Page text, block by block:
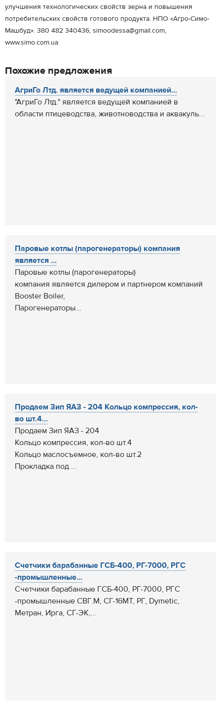
улучшения технологических свойств зерна и повышения
потребительских свойств готового продукта. НПО «Агро-Симо-
Машбуд». 380 482 340436, simoodessa@gmail.com,
www.simo.com.ua
Похожие предложения
АгриГо Лтд. является ведущей компанией...
"АгриГо Лтд." является ведущей компанией в
области птицеводства, животноводства и аквакуль...
Паровые котлы (парогенераторы) компания
является ...
Паровые котлы (парогенераторы)
компания является дилером и партнером компаний
Booster Boiler,
Парогенераторы...
Продаем Зип ЯАЗ - 204 Кольцо компрессия, кол-
во шт.4...
Продаем Зип ЯАЗ - 204
Кольцо компрессия, кол-во шт.4
Кольцо маслосъемное, кол-во шт.2
Прокладка под ...
Счетчики барабанные ГСБ-400, РГ-7000, РГС
-промышленные...
Счетчики барабанные ГСБ-400, РГ-7000, РГС
-промышленные СВГ.М, СГ-16МТ, РГ, Dymetic,
Метран, Ирга, СГ-ЭК,...